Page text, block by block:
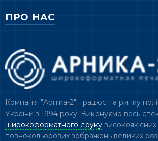
ПРО НАС
Компанія "Арніка-2" працює на ринку
України з 1994 року. Виконуємо весь
широкоформатного друкувисокоякісних
повнокольорових зображень великих